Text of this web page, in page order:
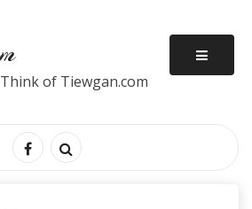
of Tiewgan.com